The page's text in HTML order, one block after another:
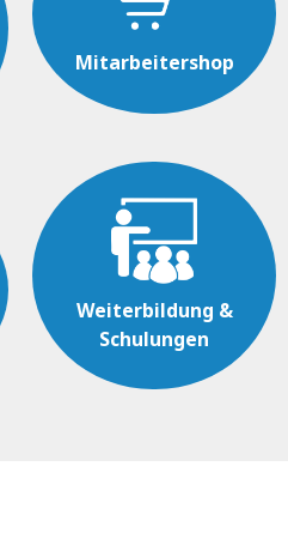
Mitarbeitershop
Weiterbildung &
Schulungen